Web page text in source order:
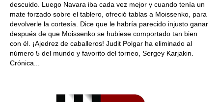
descuido. Luego Navara iba cada vez mejor y cuando tenía un
mate forzado sobre el tablero, ofreció tablas a Moissenko, para
devolverle la cortesía. Dice que le habría parecido injusto ganar
después de que Moissenko se hubiese comportado tan bien
con él. ¡Ajedrez de caballeros! Judit Polgar ha eliminado al
número 5 del mundo y favorito del torneo, Sergey Karjakin.
Crónica...